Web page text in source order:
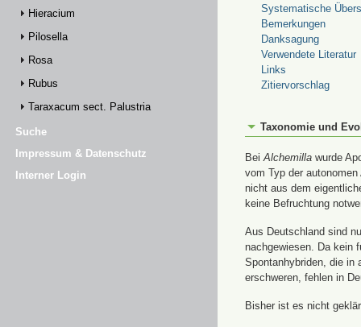
Hieracium
Pilosella
Rosa
Rubus
Taraxacum sect. Palustria
Suche
Impressum & Datenschutz
Interner Login
Systematische
Bemerkungen
Danksagung
Verwendete Literatur
Links
Zitiervorschlag
Taxonomie und
BeiAlchemilla wurde
vom Typ der
nicht aus dem
keine Befruchtung
Aus Deutschland sind
nachgewiesen. Da kein
Spontanhybriden, die in
erschweren, fehlen in
Bisher ist es nicht